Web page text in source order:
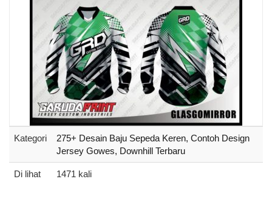
Kategori
275+ Desain Baju Sepeda Keren, Contoh Design
Jersey Gowes, Downhill Terbaru
Di lihat 1471 kali